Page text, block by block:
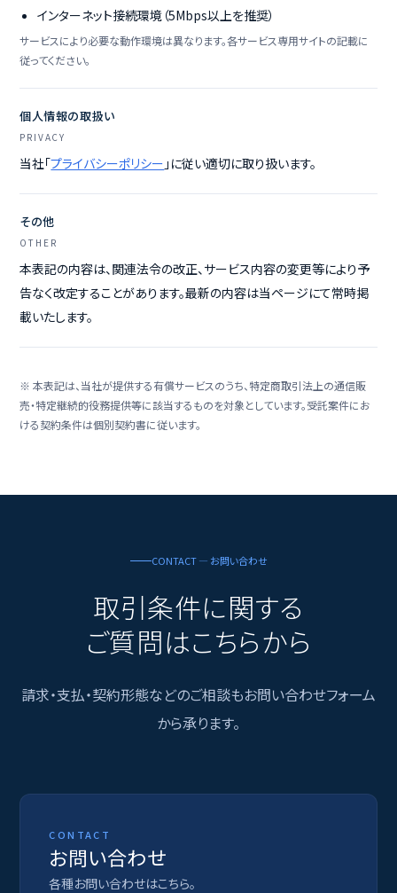
インターネット接続環境（5Mbps以上を推奨）
サービスにより必要な動作環境は異なります。各サービス専用サイトの記載に
従ってください。
個人情報の取扱い
PRIVACY
当社「プライバシーポリシー 」に従い適切に取り扱います。
その他
OTHER
本表記の内容は、関連法令の改正、サービス内容の変更等により予
告なく改定することがあります。最新の内容は当ページにて常時掲
載いたします。
※ 本表記は、当社が提供する有償サービスのうち、特定商取引法上の通信販
売・特定継続的役務提供等に該当するものを対象としています。受託案件にお
ける契約条件は個別契約書に従います。
CONTACT — お問い合わせ
取引条件に関する
ご質問はこちらから
請求・支払・契約形態などのご相談もお問い合わせフォーム
から承ります。
CONTACT
お問い合わせ
各種お問い合わせはこちら。